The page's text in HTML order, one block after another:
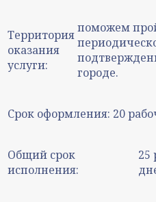
Территория
оказания
услуги:
поможем
городе.
Срок оформления: 20
Общий срок
исполнения:
25